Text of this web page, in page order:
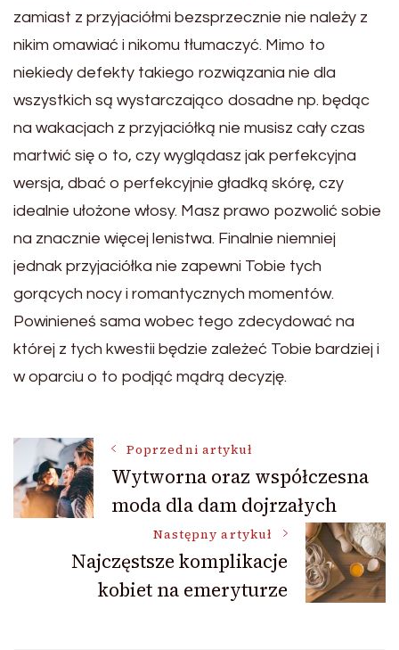
zamiast z przyjaciółmi bezsprzecznie nie należy z
nikim omawiać i nikomu tłumaczyć. Mimo to
niekiedy defekty takiego rozwiązania nie dla
wszystkich są wystarczająco dosadne np. będąc
na wakacjach z przyjaciółką nie musisz cały czas
martwić się o to, czy wyglądasz jak perfekcyjna
wersja, dbać o perfekcyjnie gładką skórę, czy
idealnie ułożone włosy. Masz prawo pozwolić sobie
na znacznie więcej lenistwa. Finalnie niemniej
jednak przyjaciółka nie zapewni Tobie tych
gorących nocy i romantycznych momentów.
Powinieneś sama wobec tego zdecydować na
której z tych kwestii będzie zależeć Tobie bardziej i
w oparciu o to podjąć mądrą decyzję.
Nawigacja
wpisu
Poprzedni artykuł
Wytworna oraz współczesna
moda dla dam dojrzałych
Następny artykuł
Najczęstsze komplikacje
kobiet na emeryturze